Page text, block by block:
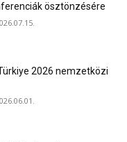
ösztönzésére
2026 nemzetközi